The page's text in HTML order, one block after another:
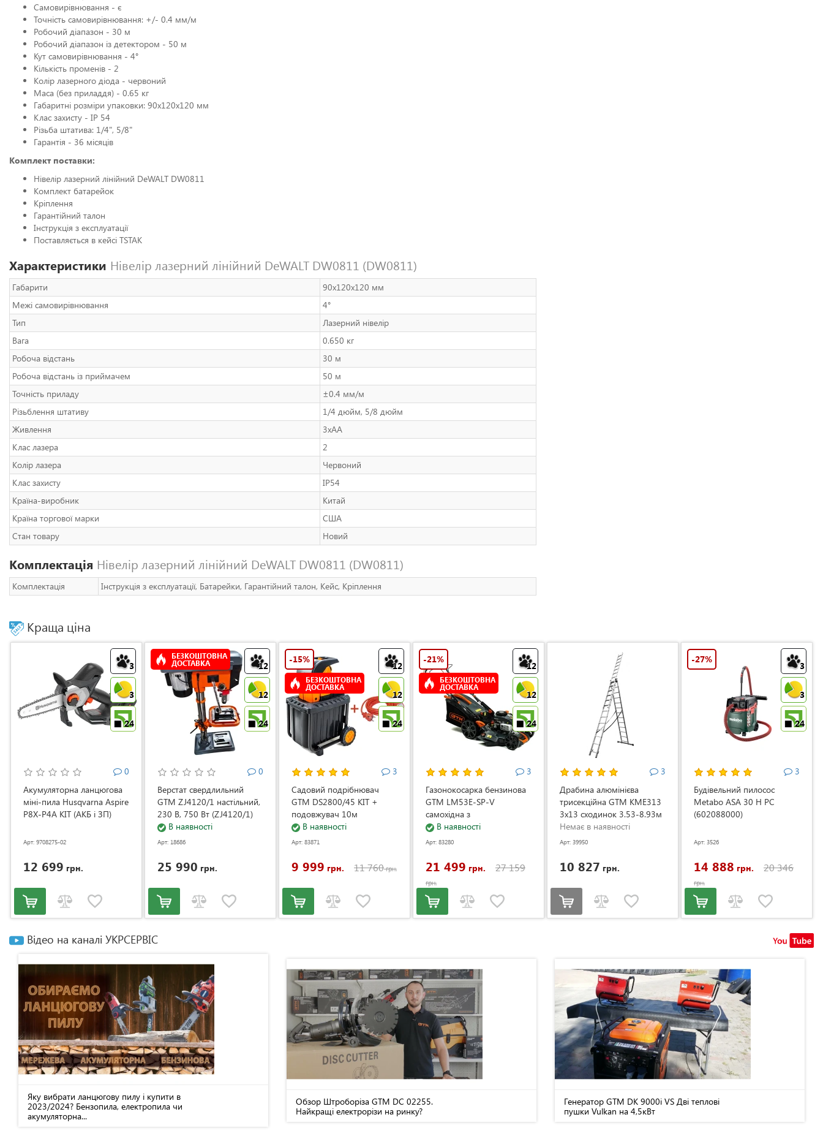
Самовирівнювання - є
Точність самовирівнювання: +/- 0.4 мм/м
Робочий діапазон - 30 м
Робочий діапазон із детектором - 50 м
Кут самовирівнювання - 4°
Кількість променів - 2
Колір лазерного діода - червоний
Маса (без приладдя) - 0.65 кг
Габаритні розміри упаковки: 90х120х120 мм
Клас захисту - IP 54
Різьба штатива: 1/4", 5/8"
Гарантія - 36 місяців
Комплект поставки:
Нівелір лазерний лінійний DeWALT DW0811
Комплект батарейок
Кріплення
Гарантійний талон
Інструкція з експлуатації
Поставляється в кейсі TSTAK
Характеристики Нівелір лазерний лінійний DeWALT DW0811 (DW0811)
Габарити
90х120х120 мм
Межі самовирівнювання
4°
Тип
Лазерний нівелір
Вага
0.650 кг
Робоча відстань
30 м
Робоча відстань із приймачем
50 м
Точність приладу
±0.4 мм/м
Різьблення штативу
1/4 дюйм, 5/8 дюйм
Живлення
3xAA
Клас лазера
2
Колір лазера
Червоний
Клас захисту
IP54
Країна-виробник
Китай
Країна торгової марки
США
Стан товару
Новий
Комплектація Нівелір лазерний лінійний DeWALT DW0811 (DW0811)
Комплектація Інструкція з експлуатації, Батарейки, Гарантійний талон, Кейс, Кріплення
Краща ціна
3
3
24
0
Акумуляторна ланцюгова
міні-пила Husqvarna Aspire
P8X-P4A KIT (АКБ і ЗП)
Арт: 9708275-02
12 699 грн.
12
12
24
БЕЗКОШТОВНА
ДОСТАВКА
0
Верстат свердлильний
GTM ZJ4120/1 настільний,
230 В, 750 Вт (ZJ4120/1)
В наявності
Арт: 18686
25 990 грн.
12
12
24
-15%
БЕЗКОШТОВНА
ДОСТАВКА
3
Садовий подрібнювач
GTM DS2800/45 KIT +
подовжувач 10м
(DS2800/45_KIT+ext.cord)
В наявності
Арт: 83871
9 999 грн. 11 760грн.
12
12
24
-21%
БЕЗКОШТОВНА
ДОСТАВКА
3
Газонокосарка бензинова
GTM LM53E-SP-V
самохідна з
електростартером та
регулюванням швидкості
В наявності
Арт: 83280
21 499 грн. 27 159
грн.
3
Драбина алюмінієва
трисекційна GTM KME313
3x13 сходинок 3.53-8.93м
(KME313)
Немає в наявності
Арт: 39950
10 827 грн.
3
3
24
-27%
3
Будівельний пилосос
Metabo ASA 30 H PC
(602088000)
Арт: 3526
14 888 грн. 20 346
грн.
Відео на каналі УКРСЕРВІС
Яку вибрати ланцюгову пилу і купити в
2023/2024? Бензопила, електропила чи
акумуляторна...
Обзор Штроборіза GTM DC 02255.
Найкращі електрорізи на ринку?
Генератор GTM DK 9000i VS Дві теплові
пушки Vulkan на 4,5кВт